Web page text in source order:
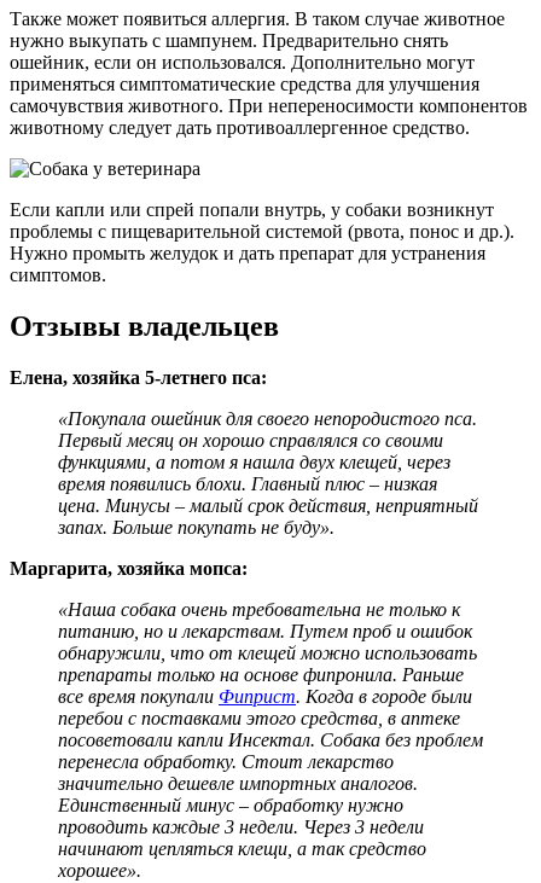
Также может появиться аллергия. В таком случае животное
нужно выкупать с шампунем. Предварительно снять
ошейник, если он использовался. Дополнительно могут
применяться симптоматические средства для улучшения
самочувствия животного. При непереносимости компонентов
животному следует дать противоаллергенное средство.
Если капли или спрей попали внутрь, у собаки возникнут
проблемы с пищеварительной системой (рвота, понос и др.).
Нужно промыть желудок и дать препарат для устранения
симптомов.
Отзывы владельцев
Елена, хозяйка 5-летнего пса:
«Покупала ошейник для своего непородистого пса.
Первый месяц он хорошо справлялся со своими
функциями, а потом я нашла двух клещей, через
время появились блохи. Главный плюс – низкая
цена. Минусы – малый срок действия, неприятный
запах. Больше покупать не буду».
Маргарита, хозяйка мопса:
«Наша собака очень требовательна не только к
питанию, но и лекарствам. Путем проб и ошибок
обнаружили, что от клещей можно использовать
препараты только на основе фипронила. Раньше
все время покупали Фиприст. Когда в городе были
перебои с поставками этого средства, в аптеке
посоветовали капли Инсектал. Собака без проблем
перенесла обработку. Стоит лекарство
значительно дешевле импортных аналогов.
Единственный минус – обработку нужно
проводить каждые 3 недели. Через 3 недели
начинают цепляться клещи, а так средство
хорошее».